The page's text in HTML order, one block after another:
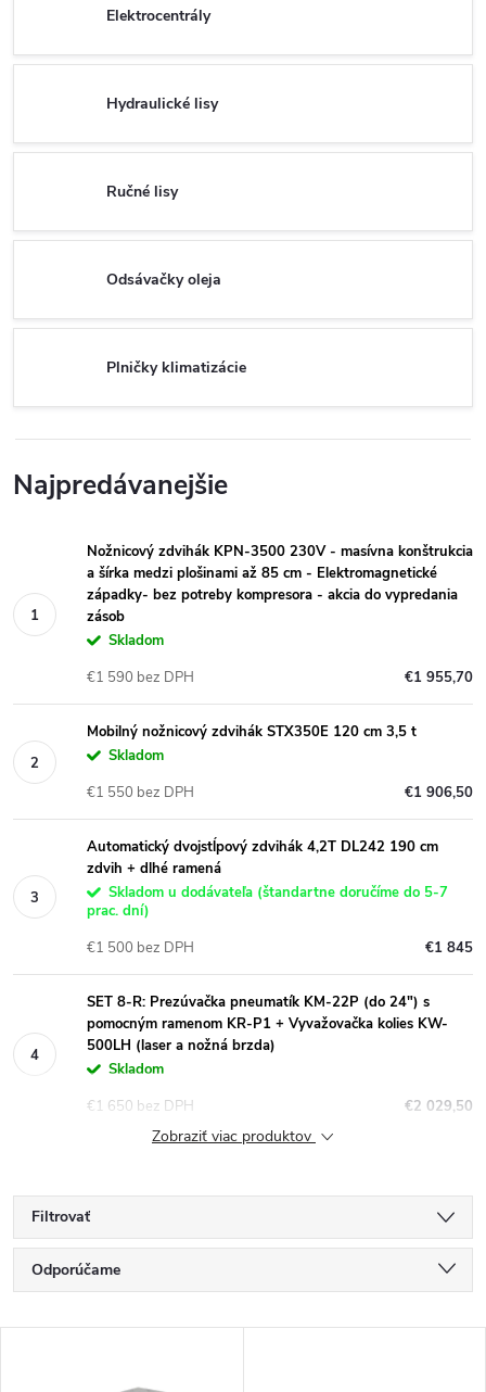
Elektrocentrály
Hydraulické lisy
Ručné lisy
Odsávačky oleja
Plničky klimatizácie
Najpredávanejšie
Nožnicový zdvihák KPN-3500 230V - masívna konštrukcia
a šírka medzi plošinami až 85 cm - Elektromagnetické
západky- bez potreby kompresora - akcia do vypredania
zásob
Skladom
€1 955,70
€1 590 bez DPH
Mobilný nožnicový zdvihák STX350E 120 cm 3,5 t
Skladom
€1 906,50
€1 550 bez DPH
Automatický dvojstĺpový zdvihák 4,2T DL242 190 cm
zdvih + dlhé ramená
Skladom u dodávateľa (štandartne doručíme do 5-7
prac. dní)
€1 845
€1 500 bez DPH
SET 8-R: Prezúvačka pneumatík KM-22P (do 24") s
pomocným ramenom KR-P1 + Vyvažovačka kolies KW-
500LH (laser a nožná brzda)
Skladom
€2 029,50
€1 650 bez DPH
Zobraziť viac produktov
Filtrovať
R
a
Odporúčame